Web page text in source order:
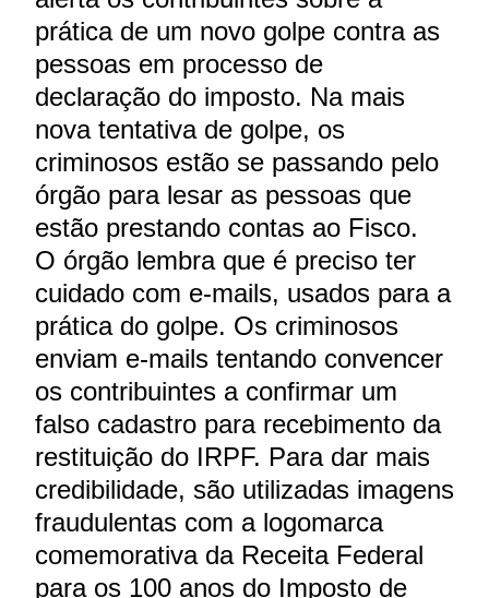
prática de um novo golpe contra as
pessoas em processo de
declaração do imposto. Na mais
nova tentativa de golpe, os
criminosos estão se passando pelo
órgão para lesar as pessoas que
estão prestando contas ao Fisco.
O órgão lembra que é preciso ter
cuidado com e-mails, usados para a
prática do golpe. Os criminosos
enviam e-mails tentando convencer
os contribuintes a confirmar um
falso cadastro para recebimento da
restituição do IRPF. Para dar mais
credibilidade, são utilizadas imagens
fraudulentas com a logomarca
comemorativa da Receita Federal
para os 100 anos do Imposto de